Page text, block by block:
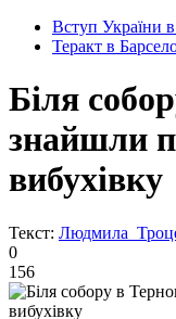
Вступ України
Теракт в
Біля
знайшли
вибухівку
Текст: Людмила
0
156